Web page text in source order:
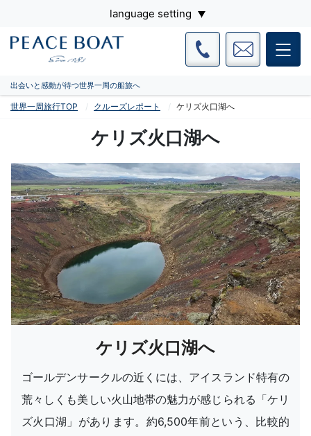
language setting
出会いと感動が待つ世界一周の船旅へ
世界一周旅行TOP クルーズレポート ケリズ火口湖へ
ケリズ火口湖へ
ケリズ火口湖へ
ゴールデンサークルの近くには、アイスランド特有の
荒々しくも美しい火山地帯の魅力が感じられる「ケリ
ズ火口湖」があります。約6,500年前という、比較的